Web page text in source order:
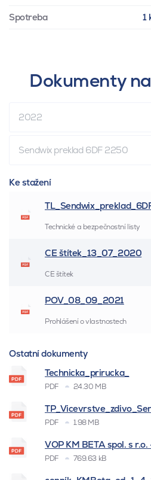
Spotreba 1
Dokumenty
2022
Sendwix preklad 6DF 2250
Ke stažení
Technické a bezpečnostní listy
CE štítek_13_07_2020
CE štítek
POV_08_09_2021
Prohlášení o vlastnostech
Ostatní dokumenty
Technicka_prirucka_
PDF 24.30 MB
PDF 1.98 MB
VOP KM BETA spol. s
PDF 769.63 kB